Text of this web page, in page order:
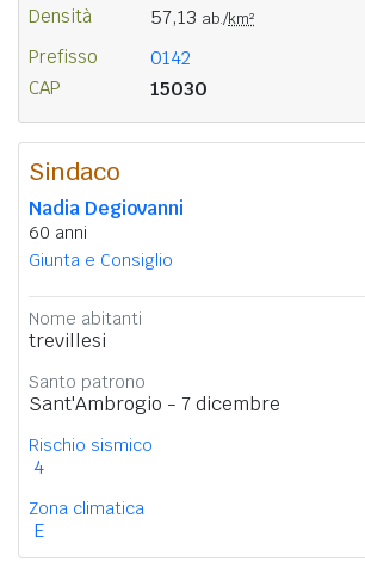
Densità 57,13 ab./km²
Prefisso 0142
CAP 15030
Sindaco
Nadia Degiovanni
60 anni
Giunta e Consiglio
Nome abitanti
trevillesi
Santo patrono
Sant'Ambrogio - 7 dicembre
Rischio sismico
4
Zona climatica
E